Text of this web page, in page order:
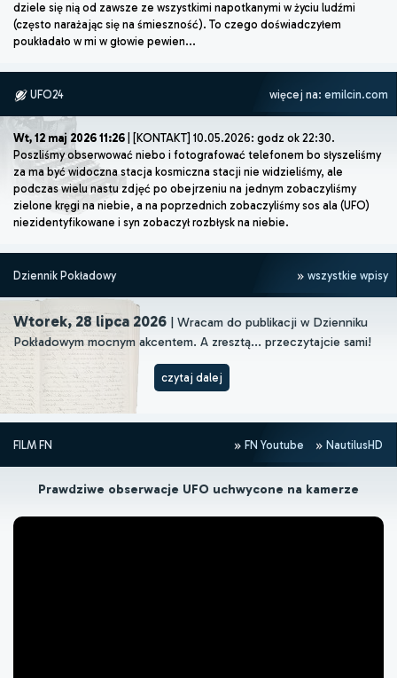
dziele się nią od zawsze ze wszystkimi napotkanymi w życiu ludźmi
(często narażając się na śmieszność). To czego doświadczyłem
poukładało w mi w głowie pewien...
UFO24 więcej na: emilcin.com
Wt, 12 maj 2026 11:26 | [KONTAKT] 10.05.2026: godz ok 22:30.
Poszliśmy obserwować niebo i fotografować telefonem bo słyszeliśmy
za ma być widoczna stacja kosmiczna stacji nie widzieliśmy, ale
podczas wielu nastu zdjęć po obejrzeniu na jednym zobaczyliśmy
zielone kręgi na niebie, a na poprzednich zobaczyliśmy sos ala (UFO)
niezidentyfikowane i syn zobaczył rozbłysk na niebie.
Dziennik Pokładowy wszystkie wpisy
Wtorek, 28 lipca 2026 | Wracam do publikacji w Dzienniku
Pokładowym mocnym akcentem. A zresztą... przeczytajcie sami!
czytaj dalej
FILM FN FN Youtube NautilusHD
Prawdziwe obserwacje UFO uchwycone na kamerze